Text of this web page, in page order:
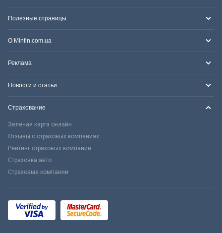
Полезные страницы
О Minfin.com.ua
Реклама
Новости и статьи
Страхование
Зеленая карта онлайн
Отзывы о страховых компаниях
Рейтинг страховых компаний
Страховка авто
Страховые компании